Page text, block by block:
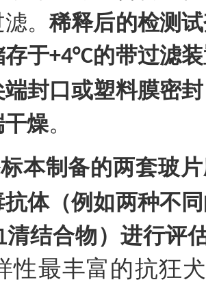
滤。稀释后的检测
存于+4°C的带过滤
封口或塑料膜密
燥。
本制备的两套玻
体（例如两种不
清结合物）进行评
性最丰富的抗狂